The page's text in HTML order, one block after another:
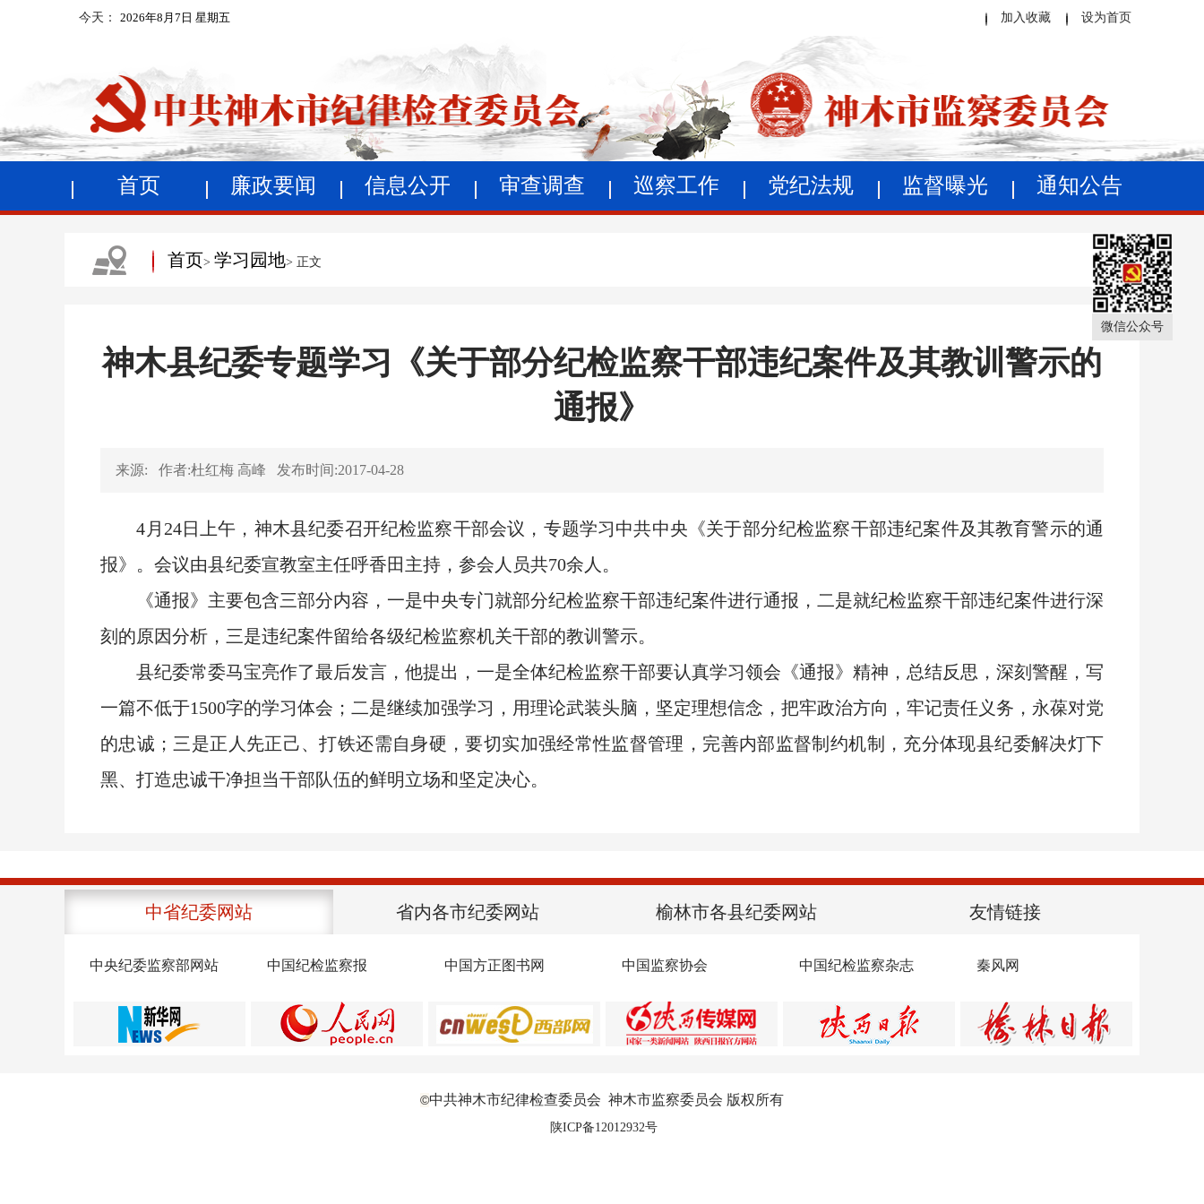
今天： 2026年8月7日 星期五 设为首页
加入收藏
首页 廉政要闻 信息公开 审查调查 巡察工作 党纪法规 监督曝光 通知公告
首页> 学习园地> 正文
神木县纪委专题学习《关于部分纪检监察干部违纪案件及其教训警示的
通报》
来源: 作者:杜红梅 高峰 发布时间:2017-04-28
4月24日上午，神木县纪委召开纪检监察干部会议，专题学习中共中央《关于部分纪检监察干部违纪案件及其教育警示的通
报》。会议由县纪委宣教室主任呼香田主持，参会人员共70余人。
《通报》主要包含三部分内容，一是中央专门就部分纪检监察干部违纪案件进行通报，二是就纪检监察干部违纪案件进行深
刻的原因分析，三是违纪案件留给各级纪检监察机关干部的教训警示。
县纪委常委马宝亮作了最后发言，他提出，一是全体纪检监察干部要认真学习领会《通报》精神，总结反思，深刻警醒，写
一篇不低于1500字的学习体会；二是继续加强学习，用理论武装头脑，坚定理想信念，把牢政治方向，牢记责任义务，永葆对党
的忠诚；三是正人先正己、打铁还需自身硬，要切实加强经常性监督管理，完善内部监督制约机制，充分体现县纪委解决灯下
黑、打造忠诚干净担当干部队伍的鲜明立场和坚定决心。
微信公众号
中省纪委网站 省内各市纪委网站 榆林市各县纪委网站 友情链接
中央纪委监察部网站 中国纪检监察报 中国方正图书网 中国监察协会 中国纪检监察杂志 秦风网
©中共神木市纪律检查委员会 神木市监察委员会 版权所有
陕ICP备12012932号